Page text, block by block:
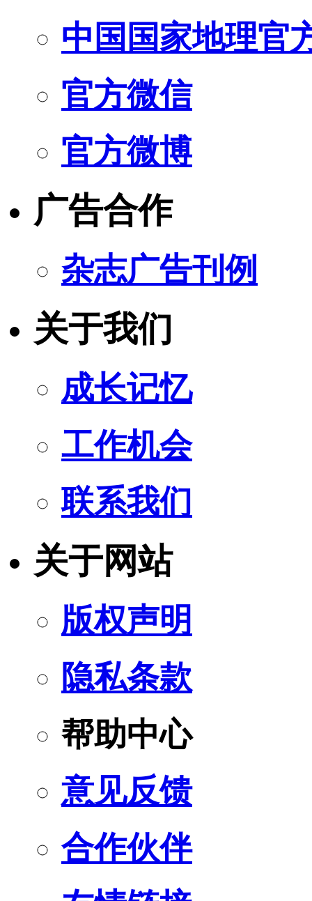
中国国家地理官
官方微信
官方微博
广告合作
杂志广告刊例
关于我们
成长记忆
工作机会
联系我们
关于网站
版权声明
隐私条款
帮助中心
意见反馈
合作伙伴